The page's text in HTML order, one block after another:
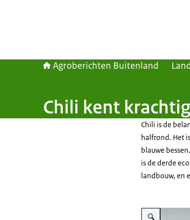
Agroberichten Buitenland
Chili kent
Chili is de
halfrond. Het
blauwe
is de derde
landbouw, en
Vergroot